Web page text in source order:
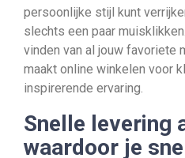
persoonlijke stijl kunt
slechts een paar
vinden van al jouw favoriete
maakt online winkelen voor
inspirerende ervaring.
Snelle levering
waardoor je